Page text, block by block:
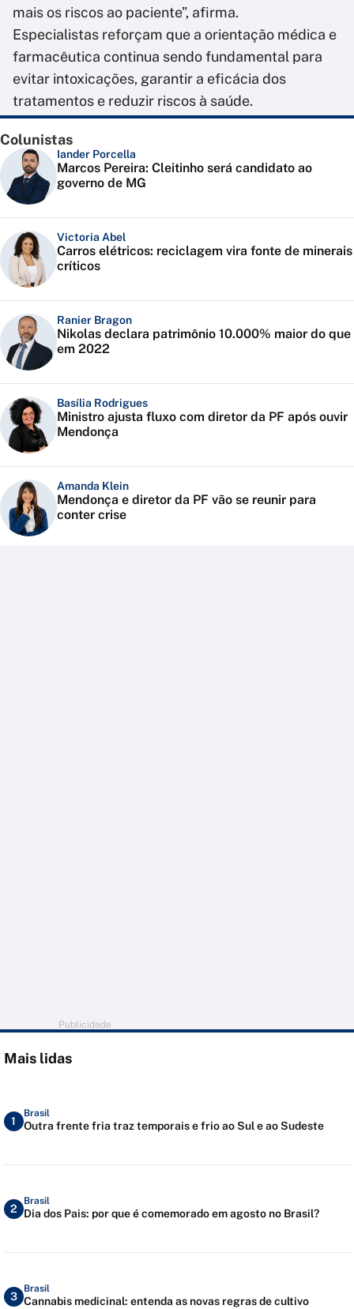
mais os riscos ao paciente”, afirma.
Especialistas reforçam que a orientação médica e
farmacêutica continua sendo fundamental para
evitar intoxicações, garantir a eficácia dos
tratamentos e reduzir riscos à saúde.
Colunistas
Iander Porcella
Marcos Pereira: Cleitinho será candidato ao
governo de MG
Victoria Abel
Carros elétricos: reciclagem vira fonte de minerais
críticos
Ranier Bragon
Nikolas declara patrimônio 10.000% maior do que
em 2022
Basília Rodrigues
Ministro ajusta fluxo com diretor da PF após ouvir
Mendonça
Amanda Klein
Mendonça e diretor da PF vão se reunir para
conter crise
Publicidade
Mais lidas
1
Brasil
Outra frente fria traz temporais e frio ao Sul e ao Sudeste
2
Brasil
Dia dos Pais: por que é comemorado em agosto no Brasil?
3
Brasil
Cannabis medicinal: entenda as novas regras de cultivo